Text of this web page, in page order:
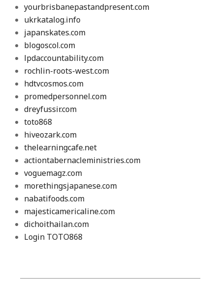
yourbrisbanepastandpresent.com
ukrkatalog.info
japanskates.com
blogoscol.com
lpdaccountability.com
rochlin-roots-west.com
hdtvcosmos.com
promedpersonnel.com
dreyfussir.com
toto868
hiveozark.com
thelearningcafe.net
actiontabernacleministries.com
voguemagz.com
morethingsjapanese.com
nabatifoods.com
majesticamericaline.com
dichoithailan.com
Login TOTO868